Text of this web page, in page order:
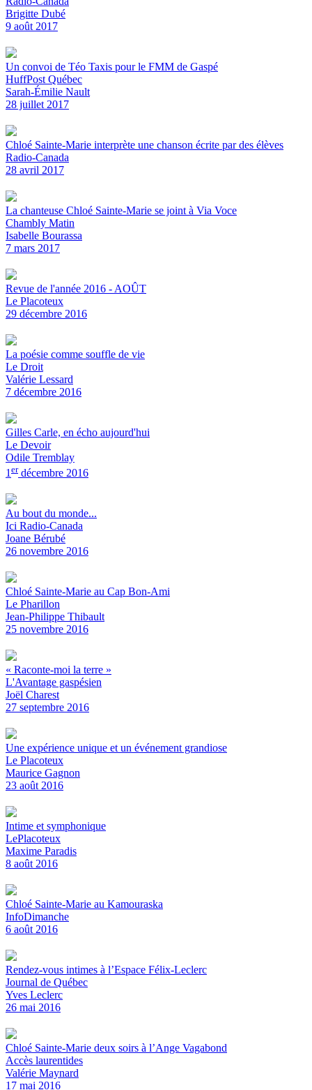
Brigitte Dubé
9 août 2017
Un convoi de Téo Taxis pour le FMM de Gaspé
HuffPost Québec
Sarah-Émilie Nault
28 juillet 2017
Chloé Sainte-Marie interprète une chanson écrite par des élèves
Radio-Canada
28 avril 2017
La chanteuse Chloé Sainte-Marie se joint à Via Voce
Chambly Matin
Isabelle Bourassa
7 mars 2017
Revue de l'année 2016 - AOÛT
Le Placoteux
29 décembre 2016
La poésie comme souffle de vie
Le Droit
Valérie Lessard
7 décembre 2016
Gilles Carle, en écho aujourd'hui
Le Devoir
Odile Tremblay
1 erdécembre 2016
Au bout du monde...
Ici Radio-Canada
Joane Bérubé
26 novembre 2016
Chloé Sainte-Marie au Cap Bon-Ami
Le Pharillon
Jean-Philippe Thibault
25 novembre 2016
« Raconte-moi la terre »
L'Avantage gaspésien
Joël Charest
27 septembre 2016
Une expérience unique et un événement grandiose
Le Placoteux
Maurice Gagnon
23 août 2016
Intime et symphonique
LePlacoteux
Maxime Paradis
8 août 2016
Chloé Sainte-Marie au Kamouraska
InfoDimanche
6 août 2016
Rendez-vous intimes à l’Espace Félix-Leclerc
Journal de Québec
Yves Leclerc
26 mai 2016
Chloé Sainte-Marie deux soirs à l’Ange Vagabond
Accès laurentides
Valérie Maynard
17 mai 2016